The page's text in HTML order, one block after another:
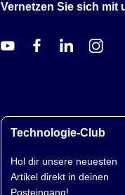
Vernetzen Sie sich mit
Technologie-Club
Hol dir unsere neuesten
Artikel direkt in deinen
Posteingang!